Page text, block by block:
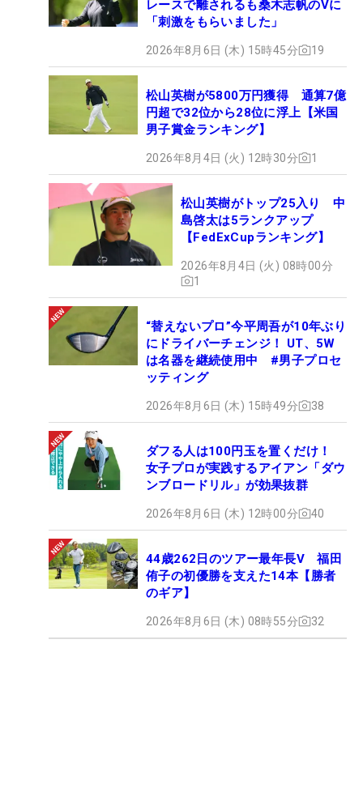
レースで離されるも桑木志帆のVに
「刺激をもらいました」
2026年8月6日 (木) 15時45分 19
松山英樹が5800万円獲得 通算7億
円超で32位から28位に浮上【米国
男子賞金ランキング】
2026年8月4日 (火) 12時30分 1
松山英樹がトップ25入り 中
島啓太は5ランクアップ
【FedExCupランキング】
2026年8月4日 (火) 08時00分
1
“替えないプロ”今平周吾が10年ぶり
にドライバーチェンジ！ UT、5W
は名器を継続使用中 #男子プロセ
ッティング
2026年8月6日 (木) 15時49分 38
ダフる人は100円玉を置くだけ！
女子プロが実践するアイアン「ダウ
ンブロードリル」が効果抜群
2026年8月6日 (木) 12時00分 40
44歳262日のツアー最年長V 福田
侑子の初優勝を支えた14本【勝者
のギア】
2026年8月6日 (木) 08時55分 32